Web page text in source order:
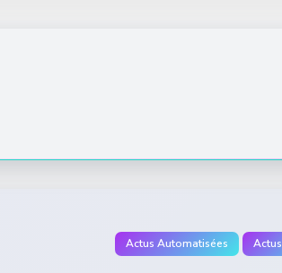
Actus Automatisées